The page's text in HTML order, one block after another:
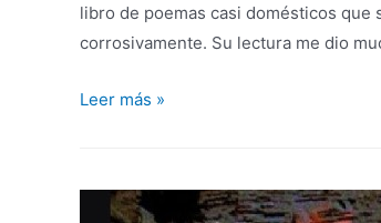
libro de poemas casi domésticos
corrosivamente. Su lectura me dio
Leer más »